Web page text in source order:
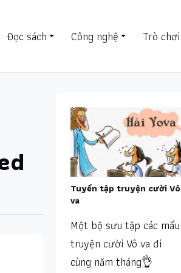
Đọc sách Công nghệ Trò chơi
Tuyển tập truyện cười Vô
va
Một bộ sưu tập các mẩu
truyện cười Vô va đi
cùng năm tháng👌